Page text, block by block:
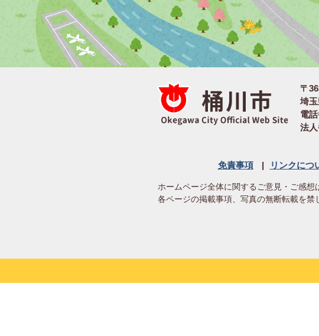
〒
埼
電
法
免責事項 リンクにつ
ホームページ全体に関するご意見・ご感
各ページの掲載事項、写真の無断転載を禁